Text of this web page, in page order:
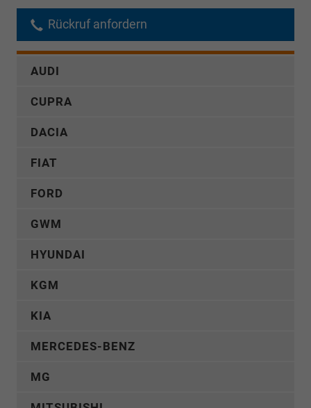
Rückruf anfordern
AUDI
CUPRA
DACIA
FIAT
FORD
GWM
HYUNDAI
KGM
KIA
MERCEDES-BENZ
MG